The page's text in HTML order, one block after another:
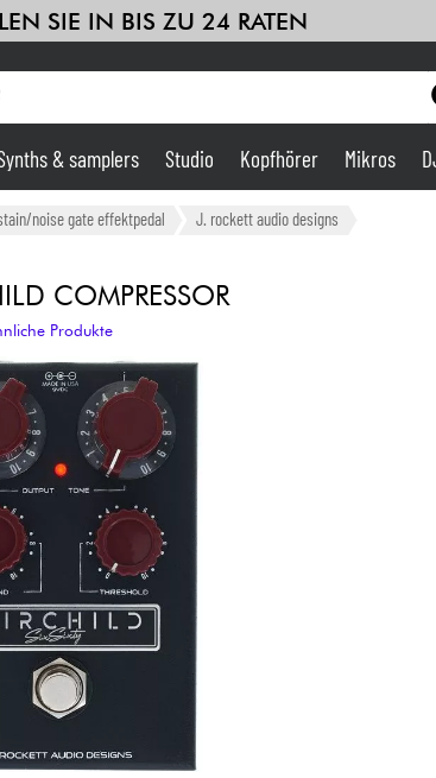
SIE IN BIS ZU 24 RATEN
Verstärker & Effekte
Studio
Drums
Kinder
Bundle
& samplers Studio Kopfhörer Mikros
noise gate effektpedal J. rockett audio designs
COMPRESSOR
Produkte